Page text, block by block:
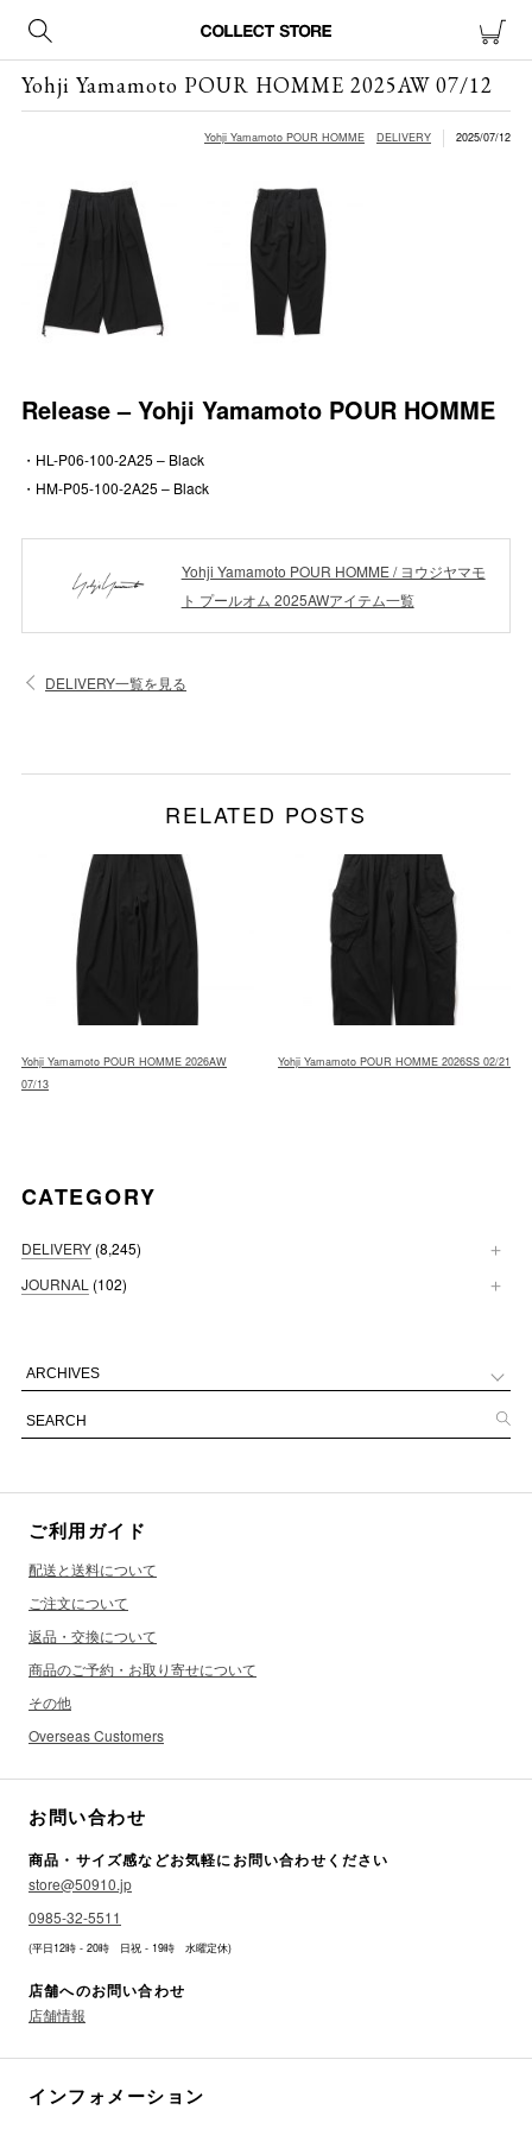
Yohji Yamamoto POUR HOMME 2025AW 07/12
Yohji Yamamoto POUR HOMME DELIVERY 2025/07/12
Release – Yohji Yamamoto POUR HOMME
・HL-P06-100-2A25 – Black
・HM-P05-100-2A25 – Black
Yohji Yamamoto POUR HOMME / ヨウジヤマモ
ト プールオム 2025AWアイテム一覧
DELIVERY一覧を見る
RELATED POSTS
Yohji Yamamoto POUR HOMME 2026AW
07/13
Yohji Yamamoto POUR HOMME 2026SS 02/21
CATEGORY
DELIVERY (8,245)
JOURNAL (102)
ご利用ガイド
配送と送料について
ご注文について
返品・交換について
商品のご予約・お取り寄せについて
その他
Overseas Customers
お問い合わせ
商品・サイズ感などお気軽にお問い合わせください
store@50910.jp
0985-32-5511
(平日12時 - 20時 日祝 - 19時 水曜定休)
店舗へのお問い合わせ
店舗情報
インフォメーション